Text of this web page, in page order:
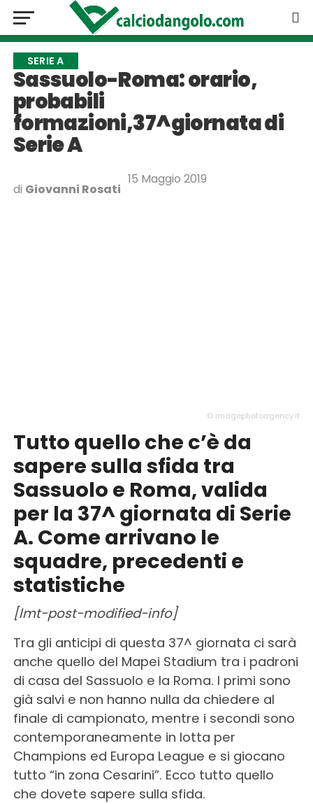
SERIE A
Sassuolo-Roma: orario,
probabili
formazioni,37^giornata di
Serie A
di Giovanni Rosati
15 Maggio 2019
© imagephotoagency.it
Tutto quello che c’è da
sapere sulla sfida tra
Sassuolo e Roma, valida
per la 37^ giornata di Serie
A. Come arrivano le
squadre, precedenti e
statistiche
[lmt-post-modified-info]
Tra gli anticipi di questa 37^ giornata ci sarà
anche quello del Mapei Stadium tra i padroni
di casa del Sassuolo e la Roma. I primi sono
già salvi e non hanno nulla da chiedere al
finale di campionato, mentre i secondi sono
contemporaneamente in lotta per
Champions ed Europa League e si giocano
tutto “in zona Cesarini”. Ecco tutto quello
che dovete sapere sulla sfida.